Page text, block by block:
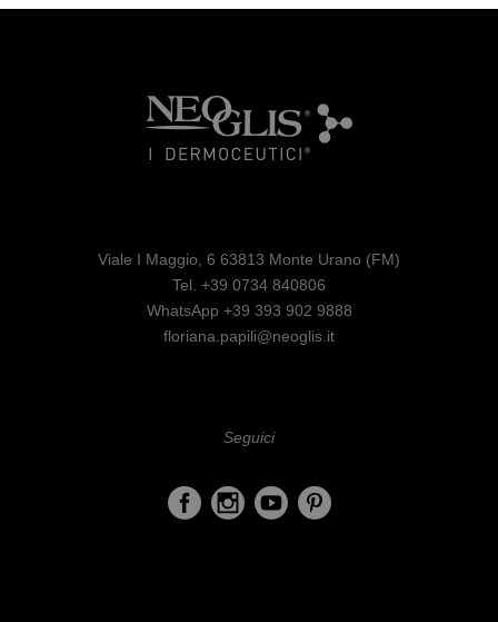
Viale I Maggio, 6 63813 Monte Urano (FM)
Tel. +39 0734 840806
WhatsApp +39 393 902 9888
floriana.papili@neoglis.it
Seguici